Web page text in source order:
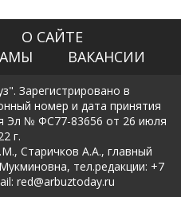
О САЙТЕ
ВАКАНСИИ
Зарегистрировано в
номер и дата принятия
Эл № ФС77-83656 от 26 июля
г.
Старичков А.А., главный
тел.редакции: +7
red@arbuztoday.ru